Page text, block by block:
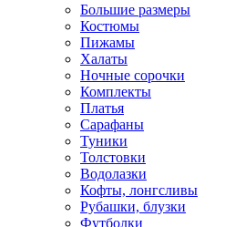
Большие размеры
Костюмы
Пижамы
Халаты
Ночные сорочки
Комплекты
Платья
Сарафаны
Туники
Толстовки
Водолазки
Кофты, лонгсливы
Рубашки, блузки
Футболки